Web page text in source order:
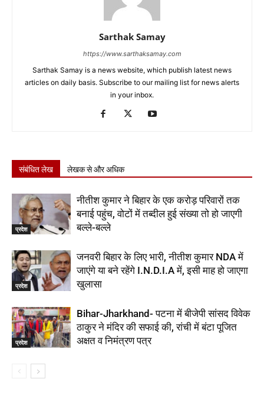
Sarthak Samay
https://www.sarthaksamay.com
Sarthak Samay is a news website, which publish latest news
articles on daily basis. Subscribe to our mailing list for news alerts
in your inbox.
संबंधित लेख लेखक से और अधिक
प्रदेश
नीतीश कुमार ने बिहार के एक करोड़ परिवारों तक
बनाई पहुंच, वोटों में तब्दील हुई संख्या तो हो जाएगी
बल्ले-बल्ले
प्रदेश
जनवरी बिहार के लिए भारी, नीतीश कुमार NDA में
जाएंगे या बने रहेंगे I.N.D.I.A में, इसी माह हो जाएगा
खुलासा
प्रदेश
Bihar-Jharkhand- पटना में बीजेपी सांसद विवेक
ठाकुर ने मंदिर की सफाई की, रांची में बंटा पूजित
अक्षत व निमंत्रण पत्र